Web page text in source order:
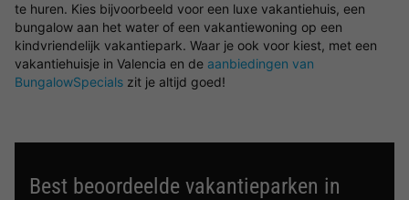
te huren. Kies bijvoorbeeld voor een luxe vakantiehuis, een
bungalow aan het water of een vakantiewoning op een
kindvriendelijk vakantiepark. Waar je ook voor kiest, met een
vakantiehuisje in Valencia en de aanbiedingen van
BungalowSpecials zit je altijd goed!
Best beoordeelde vakantieparken in